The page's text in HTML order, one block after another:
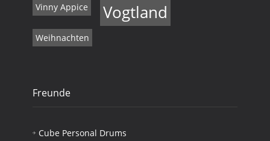
Vinny Appice
Vogtland
Weihnachten
Freunde
Cube Personal Drums